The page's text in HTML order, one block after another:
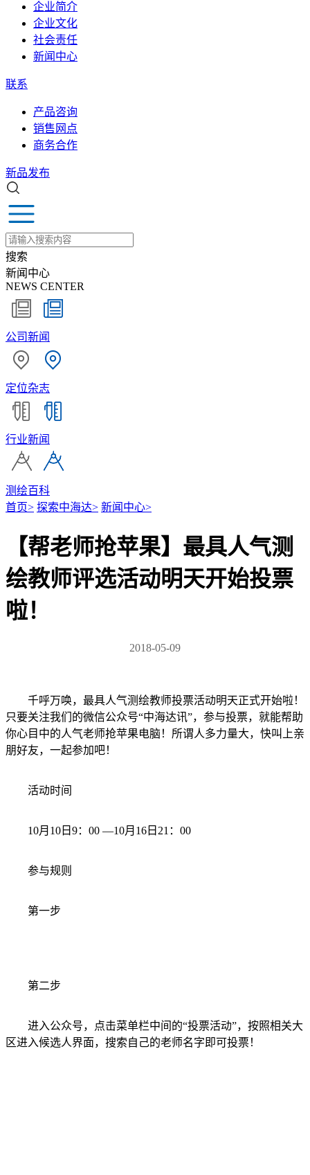
企业简介
企业文化
社会责任
新闻中心
联系
产品咨询
销售网点
商务合作
新品发布
搜索
新闻中心
NEWS CENTER
公司新闻
定位杂志
行业新闻
测绘百科
首页> 探索中海达> 新闻中心>
【帮老师抢苹果】最具人气测
绘教师评选活动明天开始投票
啦！
2018-05-09
千呼万唤，最具人气测绘教师投票活动明天正式开始啦！
只要关注我们的微信公众号“中海达讯”，参与投票，就能帮助
你心目中的人气老师抢苹果电脑！所谓人多力量大，快叫上亲
朋好友，一起参加吧！
活动时间
10月10日9：00 —10月16日21：00
参与规则
第一步
第二步
进入公众号，点击菜单栏中间的“投票活动”，按照相关大
区进入候选人界面，搜索自己的老师名字即可投票！